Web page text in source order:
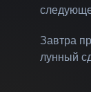
Завтра
лунный